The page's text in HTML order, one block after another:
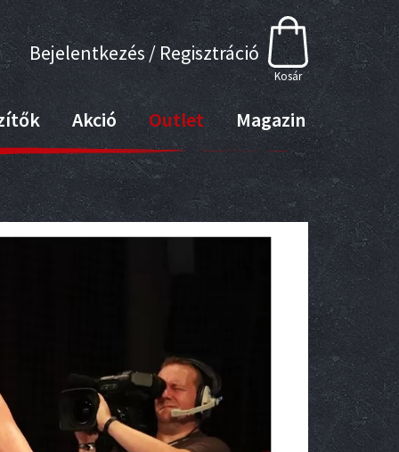
Bejelentkezés / Regisztráció
Kosár
Akció Outlet Magazin